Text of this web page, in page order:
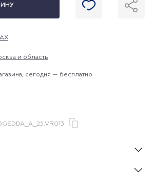
и область
сегодня — бесплатно